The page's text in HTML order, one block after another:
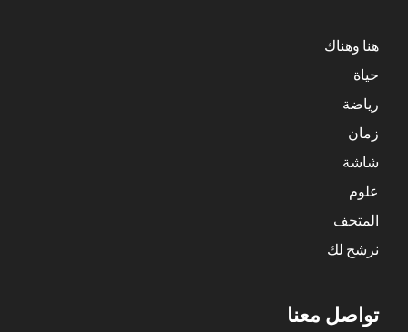
هنا وهناك
حياة
رياضة
زمان
شاشة
علوم
المتحف
نرشح لك
تواصل معنا